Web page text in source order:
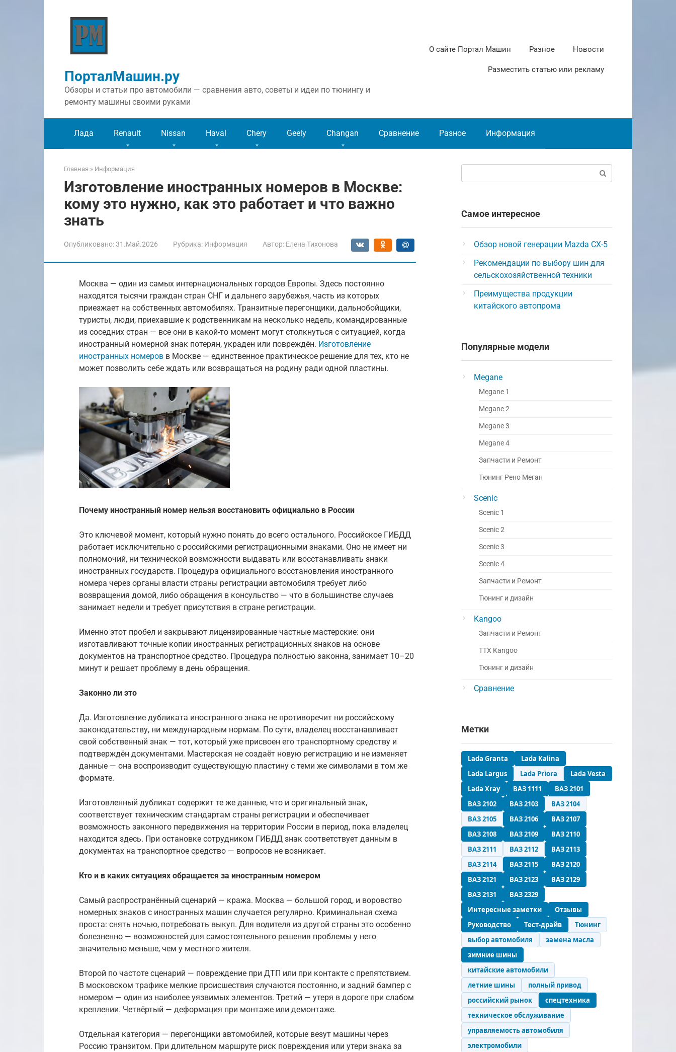
ПорталМашин.ру
Обзоры и статьи про автомобили — сравнения авто, советы и идеи по тюнингу и
ремонту машины своими руками
О сайте Портал Машин Разное Новости
Разместить статью или рекламу
Лада Renault Nissan Haval Chery Geely Changan Сравнение Разное Информация
Главная » Информация
Изготовление иностранных номеров в Москве:
кому это нужно, как это работает и что важно
знать
Опубликовано:31.Май.2026 Рубрика: Информация Автор: Елена Тихонова
Москва — один из самых интернациональных городов Европы. Здесь постоянно
находятся тысячи граждан стран СНГ и дальнего зарубежья, часть из которых
приезжает на собственных автомобилях. Транзитные перегонщики, дальнобойщики,
туристы, люди, приехавшие к родственникам на несколько недель, командированные
из соседних стран — все они в какой-то момент могут столкнуться с ситуацией, когда
иностранный номерной знак потерян, украден или повреждён. Изготовление
иностранных номеров в Москве — единственное практическое решение для тех, кто не
может позволить себе ждать или возвращаться на родину ради одной пластины.
Почему иностранный номер нельзя восстановить официально в России
Это ключевой момент, который нужно понять до всего остального. Российское ГИБДД
работает исключительно с российскими регистрационными знаками. Оно не имеет ни
полномочий, ни технической возможности выдавать или восстанавливать знаки
иностранных государств. Процедура официального восстановления иностранного
номера через органы власти страны регистрации автомобиля требует либо
возвращения домой, либо обращения в консульство — что в большинстве случаев
занимает недели и требует присутствия в стране регистрации.
Именно этот пробел и закрывают лицензированные частные мастерские: они
изготавливают точные копии иностранных регистрационных знаков на основе
документов на транспортное средство. Процедура полностью законна, занимает 10–20
минут и решает проблему в день обращения.
Законно ли это
Да. Изготовление дубликата иностранного знака не противоречит ни российскому
законодательству, ни международным нормам. По сути, владелец восстанавливает
свой собственный знак — тот, который уже присвоен его транспортному средству и
подтверждён документами. Мастерская не создаёт новую регистрацию и не изменяет
данные — она воспроизводит существующую пластину с теми же символами в том же
формате.
Изготовленный дубликат содержит те же данные, что и оригинальный знак,
соответствует техническим стандартам страны регистрации и обеспечивает
возможность законного передвижения на территории России в период, пока владелец
находится здесь. При остановке сотрудником ГИБДД знак соответствует данным в
документах на транспортное средство — вопросов не возникает.
Кто и в каких ситуациях обращается за иностранным номером
Самый распространённый сценарий — кража. Москва — большой город, и воровство
номерных знаков с иностранных машин случается регулярно. Криминальная схема
проста: снять ночью, потребовать выкуп. Для водителя из другой страны это особенно
болезненно — возможностей для самостоятельного решения проблемы у него
значительно меньше, чем у местного жителя.
Второй по частоте сценарий — повреждение при ДТП или при контакте с препятствием.
В московском трафике мелкие происшествия случаются постоянно, и задний бампер с
номером — один из наиболее уязвимых элементов. Третий — утеря в дороге при слабом
креплении. Четвёртый — деформация при монтаже или демонтаже.
Отдельная категория — перегонщики автомобилей, которые везут машины через
Россию транзитом. При длительном маршруте риск повреждения или утери знака за
Самое интересное
Обзор новой генерации Mazda CX-5
Рекомендации по выбору шин для
сельскохозяйственной техники
Преимущества продукции
китайского автопрома
Популярные модели
Megane
Megane 1
Megane 2
Megane 3
Megane 4
Запчасти и Ремонт
Тюнинг Рено Меган
Scenic
Scenic 1
Scenic 2
Scenic 3
Scenic 4
Запчасти и Ремонт
Тюнинг и дизайн
Kangoo
Запчасти и Ремонт
ТТХ Kangoo
Тюнинг и дизайн
Сравнение
Метки
Lada Granta
Lada Kalina
Lada Largus
Lada Priora
Lada Vesta
Lada Xray
ВАЗ 1111
ВАЗ 2101
ВАЗ 2102
ВАЗ 2103
ВАЗ 2104
ВАЗ 2105
ВАЗ 2106
ВАЗ 2107
ВАЗ 2108
ВАЗ 2109
ВАЗ 2110
ВАЗ 2111
ВАЗ 2112
ВАЗ 2113
ВАЗ 2114
ВАЗ 2115
ВАЗ 2120
ВАЗ 2121
ВАЗ 2123
ВАЗ 2129
ВАЗ 2131
ВАЗ 2329
Интересные заметки
Отзывы
Руководство
Тест-драйв
Тюнинг
выбор автомобиля
замена масла
зимние шины
китайские автомобили
летние шины
полный привод
российский рынок
спецтехника
техническое обслуживание
управляемость автомобиля
электромобили